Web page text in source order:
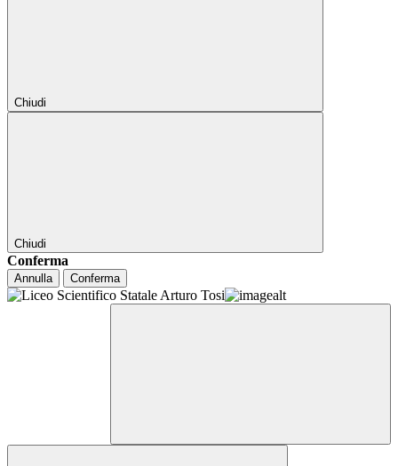
Chiudi
Chiudi
Conferma
Annulla Conferma